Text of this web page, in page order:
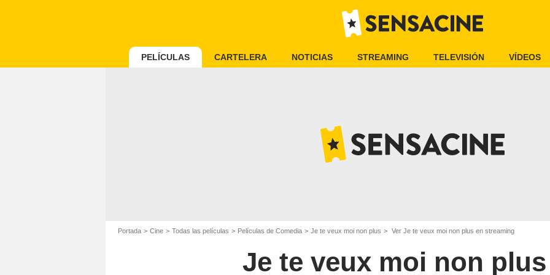
PELÍCULAS CARTELERA NOTICIAS STREAMING TELEVISIÓN VÍDEOS
Portada Cine Todas las películas Películas de Comedia Je te veux moi non plus Ver Je te veux moi non plus en streaming
Je te veux moi non plus